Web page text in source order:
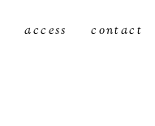
access contact